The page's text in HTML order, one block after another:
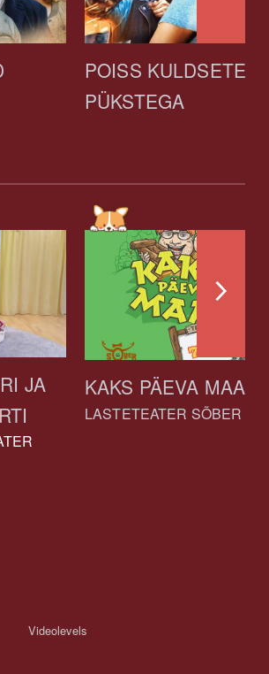
POISS KULDSETE
PÜKSTEGA
JA
KAKS PÄEVA MAAL
LASTETEATER SÕBER
Videolevels